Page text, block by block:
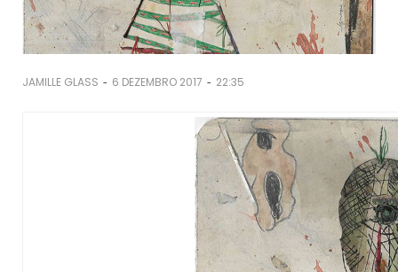
JAMILLE GLASS - 6 DEZEMBRO 2017 - 22:35